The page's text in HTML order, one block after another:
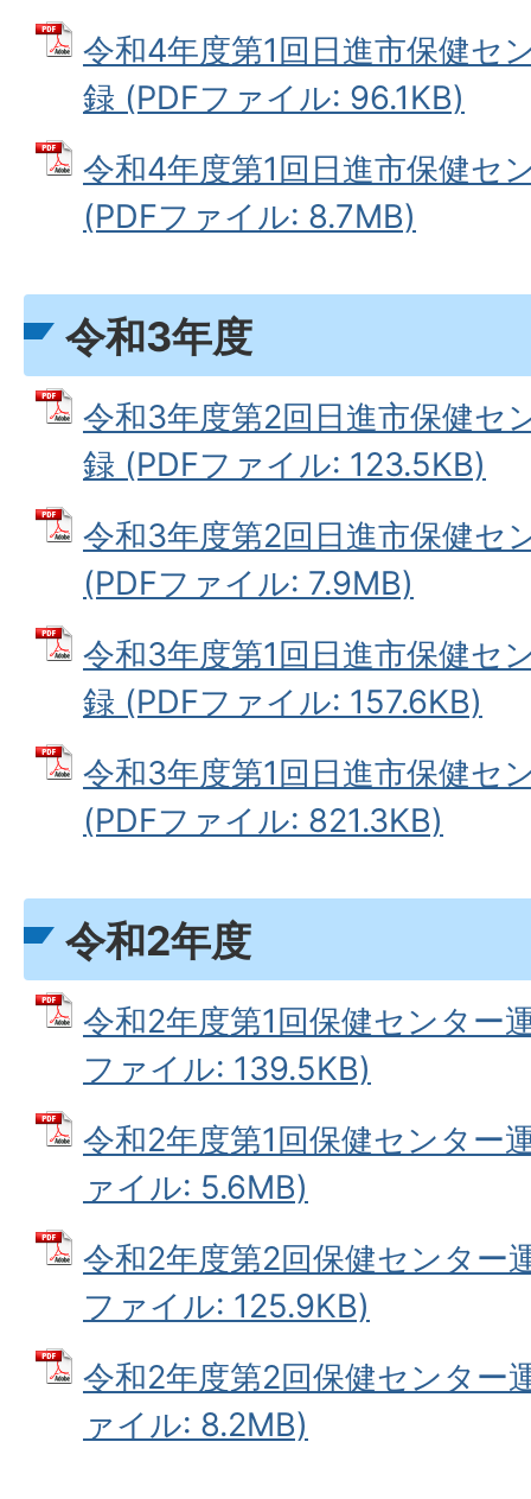
令和4年度第1回日進市保健セ
録 (PDFファイル: 96.1KB)
令和4年度第1回日進市保健セ
(PDFファイル: 8.7MB)
令和3年度
令和3年度第2回日進市保健セ
録 (PDFファイル: 123.5KB)
令和3年度第2回日進市保健セ
(PDFファイル: 7.9MB)
令和3年度第1回日進市保健セ
録 (PDFファイル: 157.6KB)
令和3年度第1回日進市保健セ
(PDFファイル: 821.3KB)
令和2年度
令和2年度第1回保健センター
ファイル: 139.5KB)
令和2年度第1回保健センター
ァイル: 5.6MB)
令和2年度第2回保健センター
ファイル: 125.9KB)
令和2年度第2回保健センター
ァイル: 8.2MB)